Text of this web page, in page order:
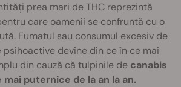
prea mari de THC reprezintă
care oamenii se confruntă cu o
Fumatul sau consumul excesiv de
devine din ce în ce mai
din cauză că tulpinile de canabis
puternice de la an la an.